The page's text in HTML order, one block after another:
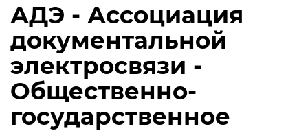
АДЭ - Ассоциация
документальной
электросвязи -
Общественно-
государственное